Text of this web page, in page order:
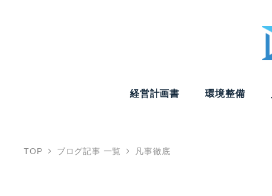
経営計画書 環境整備
TOP ブログ記事 一覧 凡事徹底